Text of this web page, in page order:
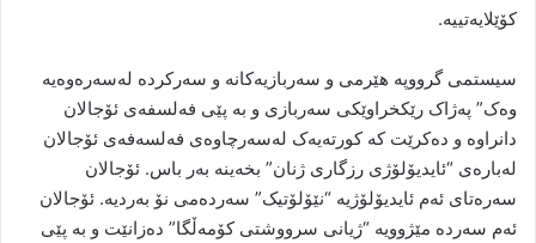
کۆێلایەتییە.
سیستمی گرووپە هێرمی و سەربازیەکانە و سەرکردە لەسەرەوەیە
وەک” پەژاک رێکخراوێکی سەربازی و بە پێی فەلسفەی ئۆجالان
دانراوە و دەکرێت کە کورتەیەک لەسەرچاوەی فەلسەفەی ئۆجالان
لەبارەی “ئایدیۆلۆژی رزگاری ژنان” بخەینە بەر باس. ئۆجالان
سەرەتای ئەم ئایدیۆلۆژیە “نێۆلۆتیک” سەردەمی نۆ بەردیە. ئۆجالان
ئەم سەردە مێژوویە “ژیانی سرووشتی کۆمەڵگا” دەزانێت و بە پێی